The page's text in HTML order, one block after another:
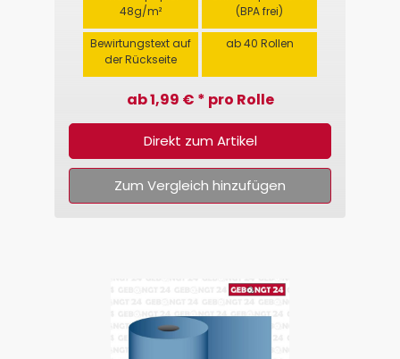
48g/m²
(BPA frei)
Bewirtungstext auf
der Rückseite
ab 40 Rollen
ab 1,99 € * pro Rolle
Direkt zum Artikel
Zum Vergleich hinzufügen